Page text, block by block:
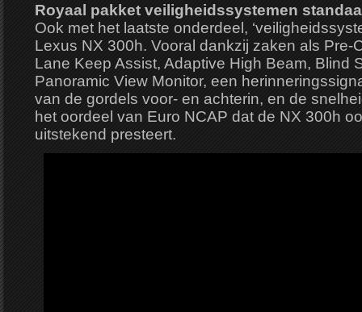
Royaal pakket veiligheidssystemen
Ook met het laatste onderdeel,
Lexus NX 300h. Vooral dankzij zaken als Pre-
Lane Keep Assist, Adaptive High Beam, Blind
Panoramic View Monitor, een
van de gordels voor- en achterin, en de
het oordeel van Euro NCAP dat de NX 300h
uitstekend presteert.